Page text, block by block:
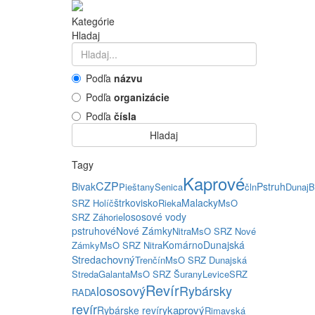
Kategórie
Hladaj
Podľa názvu
Podľa organizácie
Podľa čísla
Hladaj
Tagy
BivakCZPPieštanySenicaKaprovéčlnPstruhDunaj
SRZ HolíčštrkoviskoRiekaMalackyMsO
SRZ Záhorielososové vody
pstruhovéNové ZámkyNitraMsO SRZ Nové
ZámkyMsO SRZ NitraKomárnoDunajská
StredachovnýTrenčínMsO SRZ Dunajská
StredaGalantaMsO SRZ ŠuranyLeviceSRZ
RADAlososovýRevírRybársky
revírRybárske revírykaprovýRimavská